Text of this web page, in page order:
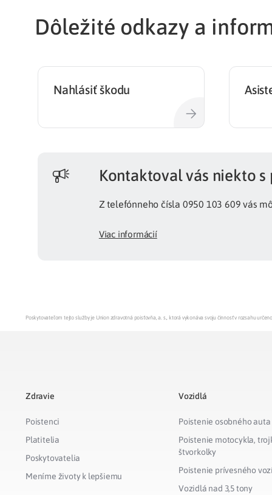
Dôležité odkazy a
Nahlásiť škodu
Kontaktoval vás niekto
Z telefónneho čísla 0950 103 609 vás
Viac informácií
Poskytovateľom tejto služby je Union zdravotná poisťovňa, a. s., ktorá vykonáva svoju činnosť v rozsahu
Zdravie
Poistenci
Platitelia
Poskytovatelia
Meníme životy k lepšiemu
Vozidlá
Poistenie osobného auta
Poistenie motocykla,
štvorkolky
Poistenie prívesného
Vozidlá nad 3,5 tony